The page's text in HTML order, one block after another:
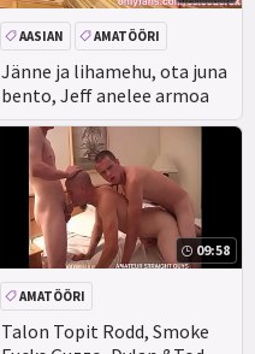
Jänne ja lihamehu, ota juna
bento, Jeff anelee armoa
AASIAN
AMATÖÖRI
SUIHINOTTO
ANAALI
09:58
Talon Topit Rodd, Smoke
AMATÖÖRI
ENSIMMÄISTÄ KERTAA